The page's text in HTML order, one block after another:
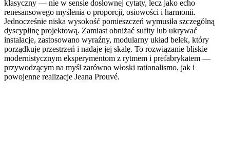
klasyczny — nie w sensie dosłownej cytaty, lecz jako echo
renesansowego myślenia o proporcji, osiowości i harmonii.
Jednocześnie niska wysokość pomieszczeń wymusiła szczególną
dyscyplinę projektową. Zamiast obniżać sufity lub ukrywać
instalacje, zastosowano wyraźny, modularny układ belek, który
porządkuje przestrzeń i nadaje jej skalę. To rozwiązanie bliskie
modernistycznym eksperymentom z rytmem i prefabrykatem —
przywodzącym na myśl zarówno włoski rationalismo, jak i
powojenne realizacje Jeana Prouvé.